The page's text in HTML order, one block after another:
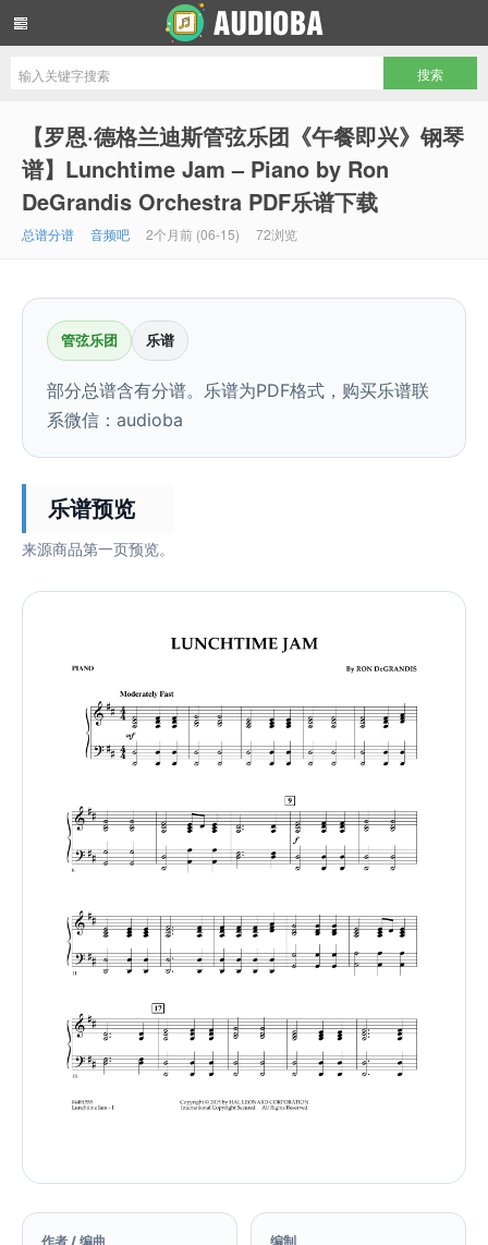
【罗恩·德格兰迪斯管弦乐团《午餐即兴》钢琴
谱】Lunchtime Jam – Piano by Ron
DeGrandis Orchestra PDF乐谱下载
总谱分谱 音频吧 2个月前 (06-15) 72浏览
管弦乐团 乐谱
部分总谱含有分谱。乐谱为PDF格式，购买乐谱联
系微信：audioba
乐谱预览
来源商品第一页预览。
作者 / 编曲 编制